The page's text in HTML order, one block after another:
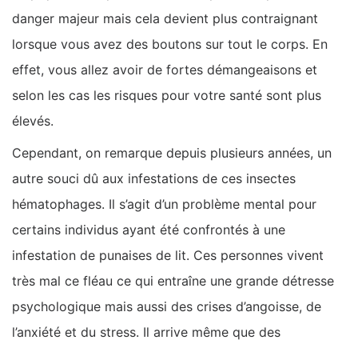
danger majeur mais cela devient plus contraignant
lorsque vous avez des boutons sur tout le corps. En
effet, vous allez avoir de fortes démangeaisons et
selon les cas les risques pour votre santé sont plus
élevés.
Cependant, on remarque depuis plusieurs années, un
autre souci dû aux infestations de ces insectes
hématophages. Il s’agit d’un problème mental pour
certains individus ayant été confrontés à une
infestation de punaises de lit. Ces personnes vivent
très mal ce fléau ce qui entraîne une grande détresse
psychologique mais aussi des crises d’angoisse, de
l’anxiété et du stress. Il arrive même que des